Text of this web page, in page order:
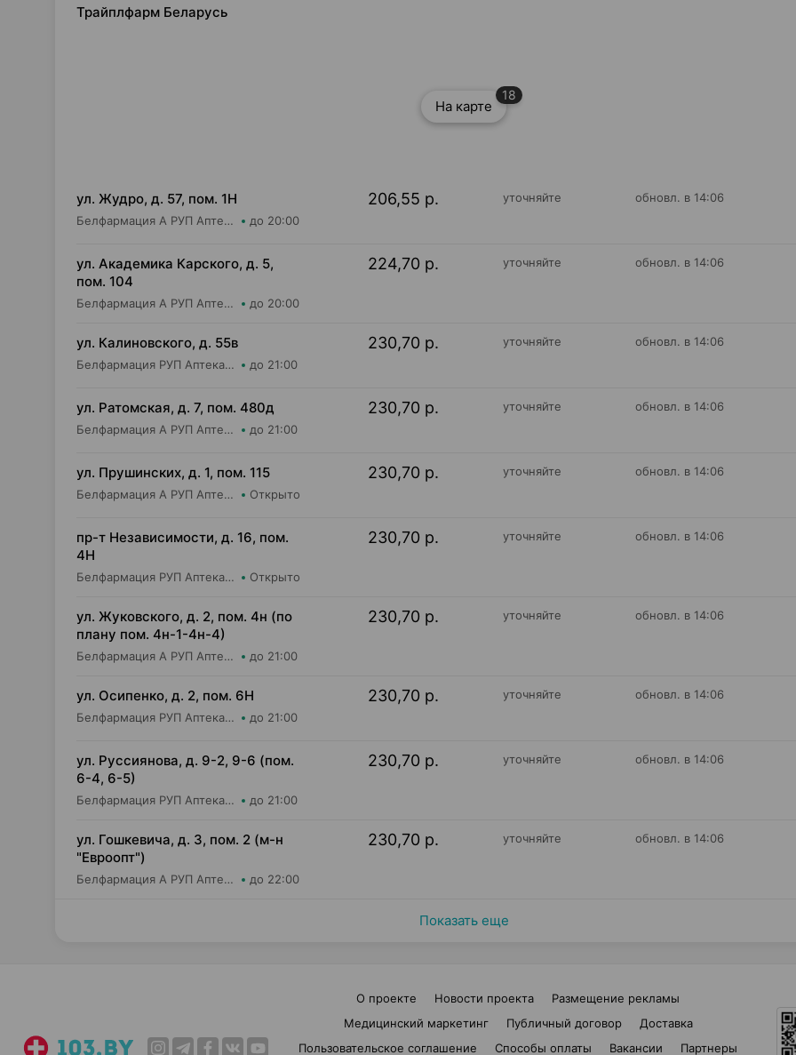
Трайплфарм Беларусь
На карте
18
ул. Жудро, д. 57, пом. 1Н
Белфармация А РУП Аптека №48 до 20:00
206,55 р. уточняйте обновл. в 14:06
ул. Академика Карского, д. 5,
пом. 104
Белфармация А РУП Аптека №113 до 20:00
224,70 р. уточняйте обновл. в 14:06
ул. Калиновского, д. 55в
Белфармация РУП Аптека №55 до 21:00
230,70 р. уточняйте обновл. в 14:06
ул. Ратомская, д. 7, пом. 480д
Белфармация А РУП Аптека №59 до 21:00
230,70 р. уточняйте обновл. в 14:06
ул. Прушинских, д. 1, пом. 115
Белфармация А РУП Аптека №4 (дежурная) Открыто
230,70 р. уточняйте обновл. в 14:06
пр-т Независимости, д. 16, пом.
4Н
Белфармация РУП Аптека №13 (дежурная) Открыто
230,70 р. уточняйте обновл. в 14:06
ул. Жуковского, д. 2, пом. 4н (по
плану пом. 4н-1-4н-4)
Белфармация А РУП Аптека №97 до 21:00
230,70 р. уточняйте обновл. в 14:06
ул. Осипенко, д. 2, пом. 6Н
Белфармация РУП Аптека №59 до 21:00
230,70 р. уточняйте обновл. в 14:06
ул. Руссиянова, д. 9-2, 9-6 (пом.
6-4, 6-5)
Белфармация РУП Аптека №110 до 21:00
230,70 р. уточняйте обновл. в 14:06
ул. Гошкевича, д. 3, пом. 2 (м-н
"Евроопт")
Белфармация А РУП Аптека №5 до 22:00
230,70 р. уточняйте обновл. в 14:06
Показать еще
О проекте Новости проекта
Размещение рекламы
Медицинский маркетинг
Публичный договор
Доставка
Пользовательское соглашение
Способы оплаты Вакансии Партнеры